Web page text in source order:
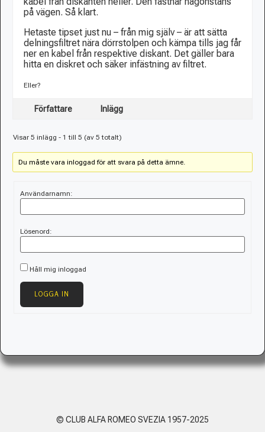
på vägen. Så klart.
Hetaste tipset just nu – från mig själv – är att sätta
delningsfiltret nära dörrstolpen och kämpa tills jag får
ner en kabel från respektive diskant. Det gäller bara
hitta en diskret och säker infästning av filtret.
Eller?
Författare Inlägg
Visar 5 inlägg - 1 till 5 (av 5 totalt)
Du måste vara inloggad för att svara på detta ämne.
Användarnamn:
Lösenord:
Håll mig inloggad
LOGGA IN
© CLUB ALFA ROMEO SVEZIA 1957-2025